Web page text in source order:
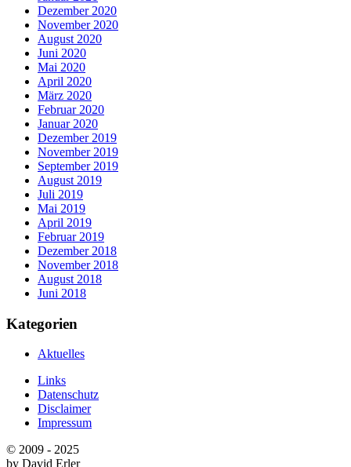
Dezember 2020
November 2020
August 2020
Juni 2020
Mai 2020
April 2020
März 2020
Februar 2020
Januar 2020
Dezember 2019
November 2019
September 2019
August 2019
Juli 2019
Mai 2019
April 2019
Februar 2019
Dezember 2018
November 2018
August 2018
Juni 2018
Kategorien
Aktuelles
Links
Datenschutz
Disclaimer
Impressum
© 2009 - 2025
by David Erler